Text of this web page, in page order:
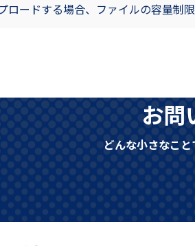
ロードする場合、ファイルの容量制
お問
どんな小さなこ